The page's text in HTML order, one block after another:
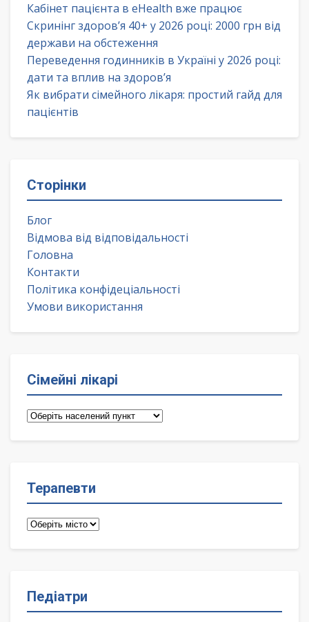
Кабінет пацієнта в eHealth вже працює
Скринінг здоров’я 40+ у 2026 році: 2000 грн від
держави на обстеження
Переведення годинників в Україні у 2026 році:
дати та вплив на здоров’я
Як вибрати сімейного лікаря: простий гайд для
пацієнтів
Сторінки
Блог
Відмова від відповідальності
Головна
Контакти
Політика конфідеціальності
Умови використання
Сімейні лікарі
Сімейні
Терапевти
Терапевти
Педіатри